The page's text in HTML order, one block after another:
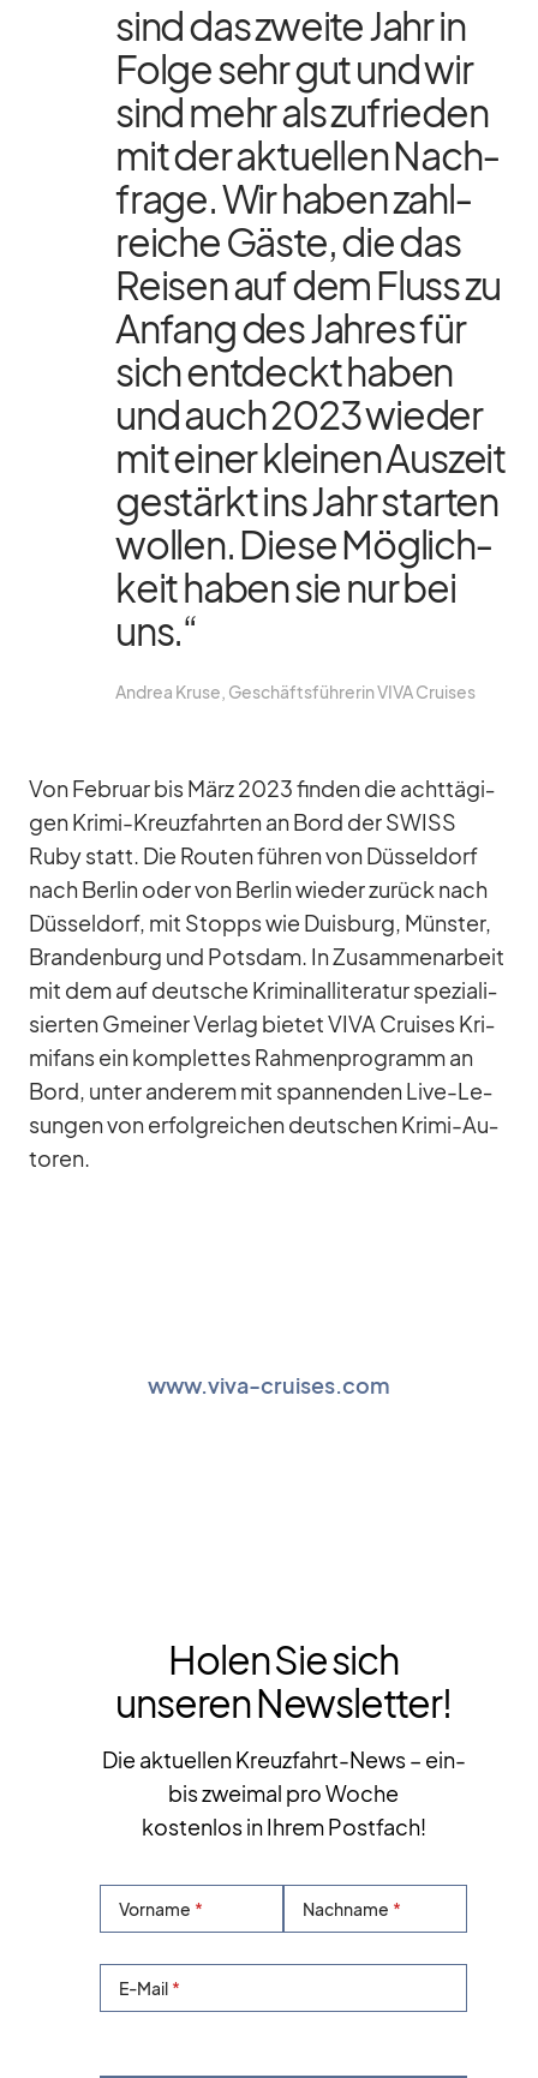
sind das zweite Jahr in
Folge sehr gut und wir
sind mehr als zu­frie­den
mit der ak­tu­el­len Nach­
frage. Wir ha­ben zahl­
rei­che Gäste, die das
Rei­sen auf dem Fluss zu
An­fang des Jah­res für
sich ent­deckt ha­ben
und auch 2023 wie­der
mit ei­ner klei­nen Aus­zeit
ge­stärkt ins Jahr star­ten
wol­len. Diese Mög­lich­
keit ha­ben sie nur bei
uns.“
An­drea Kruse, Ge­schäfts­füh­re­rin VIVA Crui­ses
Von Fe­bruar bis März 2023 fin­den die acht­tä­gi­
gen Krimi-Kreuz­fahr­ten an Bord der SWISS
Ruby statt. Die Rou­ten füh­ren von Düs­sel­dorf
nach Ber­lin oder von Ber­lin wie­der zu­rück nach
Düs­sel­dorf, mit Stopps wie Duis­burg, Müns­ter,
Bran­den­burg und Pots­dam. In Zu­sam­men­ar­beit
mit dem auf deut­sche Kri­mi­nal­li­te­ra­tur spe­zia­li­
sier­ten Gmei­ner Ver­lag bie­tet VIVA Crui­ses Kri­
mi­fans ein kom­plet­tes Rah­men­pro­gramm an
Bord, un­ter an­de­rem mit span­nen­den Live-Le­
sun­gen von er­folg­rei­chen deut­schen Krimi-Au­
toren.
www.viva-cruises.com
Holen Sie sich
unseren Newsletter!
Die aktuellen Kreuzfahrt-News – ein-
bis zweimal pro Woche
kostenlos in Ihrem Postfach!
Vorname Nachname
E-Mail